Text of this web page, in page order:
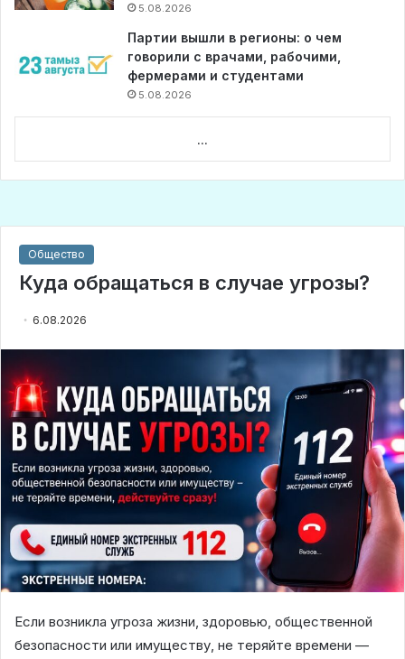
5.08.2026
Партии вышли в регионы: о чем
говорили с врачами, рабочими,
фермерами и студентами
5.08.2026
...